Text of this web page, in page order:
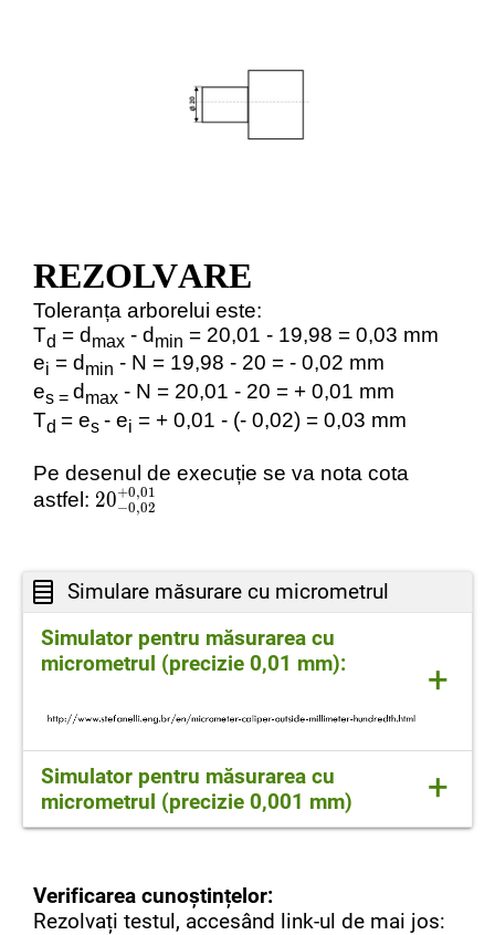
REZOLVARE
Toleranța arborelui este:
Td = dmax - dmin = 20,01 - 19,98 = 0,03 mm
ei = d min - N = 19,98 - 20 = - 0,02 mm
es = d max - N = 20,01 - 20 = + 0,01 mm
Td = es - ei = + 0,01 - (- 0,02) = 0,03 mm
Pe desenul de execuție se va nota cota
astfel: 20+0,01
20+0,01
20−0,02
+0,01
Simulare măsurare cu micrometrul
Simulator pentru măsurarea cu
micrometrul (precizie 0,01 mm):
+
Simulator pentru măsurarea cu
micrometrul (precizie 0,001 mm)
+
Verificarea cunoștințelor:
Rezolvați testul, accesând link-ul de mai jos: